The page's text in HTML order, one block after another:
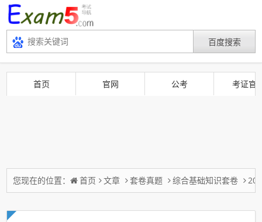
首页 官网 公考 考证官
您现在的位置： 首页 文章 套卷真题 综合基础知识套卷